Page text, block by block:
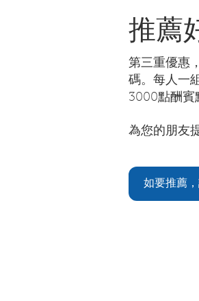
推薦
第三重優惠
碼。每人一
3000點酬賓
為您的朋友
如要推薦